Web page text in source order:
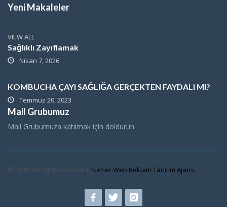
Yeni Makaleler
VIEW ALL
Sağlıklı Zayıflamak
Nisan 7, 2026
KOMBUCHA ÇAYI SAĞLIĞA GERÇEKTEN FAYDALI MI?
Temmuz 20, 2023
Mail Grubumuz
Mail Grubumuza katılmak için doldurun
© 2019. All rights reserved. Sümer Web Reklam Tanıtım Ajansı.